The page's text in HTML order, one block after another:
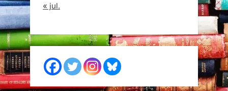
« jul.